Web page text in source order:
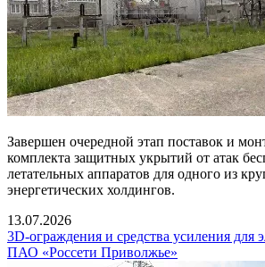
Завершен очередной этап поставок и
комплекта защитных укрытий от атак
летательных аппаратов для одного из
энергетических холдингов.
13.07.2026
3D-ограждения и средства усиления для
ПАО «Россети Приволжье»